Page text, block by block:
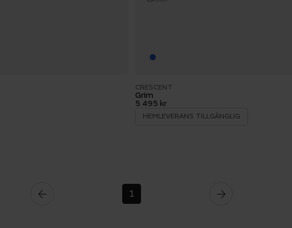
CRESCENT
Grim
5 495 kr
HEMLEVERANS TILLGÄNGLIG
1